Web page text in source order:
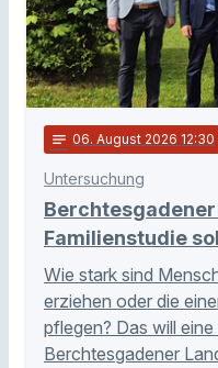
notes 06. August 2026 12:30
Untersuchung
Berchtesgadener
Familienstudie
Wie stark sind
erziehen oder die
pflegen? Das will
Berchtesgadener